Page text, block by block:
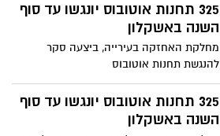
325 תחנות אוטובוס יונגשו עד סוף
השנה באשקלון
מחלקת האחזקה בעירייה, ביצעה סקר
להנגשת תחנות אוטובוס
325 תחנות אוטובוס יונגשו עד סוף
השנה באשקלון